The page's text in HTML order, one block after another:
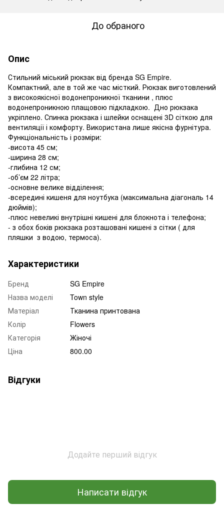
До обраного
Опис
Стильний міський рюкзак від бренда SG Empire.
Компактний, але в той же час місткий. Рюкзак виготовлений
з високоякісної водонепроникної тканини , плюс
водонепроникною плащовою підкладкою. Дно рюкзака
укріплено. Спинка рюкзака і шлейки оснащені 3D сіткою для
вентиляції і комфорту. Використана лише якісна фурнітура.
Функціональність і розміри:
-висота 45 см;
-ширина 28 см;
-глибина 12 см;
-об’єм 22 літра;
-основне велике відділення;
-всередині кишеня для ноутбука (максимальна діагональ 14
дюймів);
-плюс невеликі внутрішні кишені для блокнота і телефона;
- з обох боків рюкзака розташовані кишені з сітки ( для
пляшки з водою, термоса).
Характеристики
Бренд
SG Empire
Назва моделі
Town style
Матеріал
Тканина принтована
Колір
Flowers
Категорія
Жіночі
Ціна
800.00
Відгуки
Додайте перший відгук
Написати відгук